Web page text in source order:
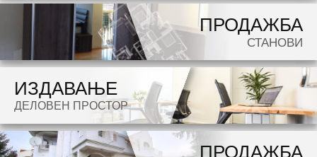
ПРОДАЖБА
СТАНОВИ
ИЗДАВАЊЕ
ДЕЛОВЕН ПРОСТОР
ПРОДАЖБА